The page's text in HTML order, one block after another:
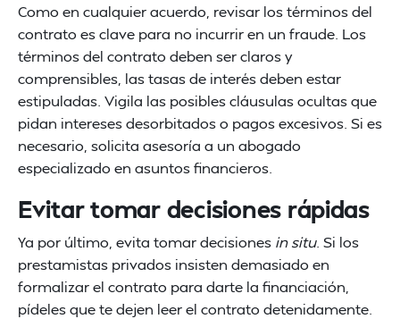
Como en cualquier acuerdo, revisar los términos del
contrato es clave para no incurrir en un fraude. Los
términos del contrato deben ser claros y
comprensibles, las tasas de interés deben estar
estipuladas. Vigila las posibles cláusulas ocultas que
pidan intereses desorbitados o pagos excesivos. Si es
necesario, solicita asesoría a un abogado
especializado en asuntos financieros.
Evitar tomar decisiones rápidas
Ya por último, evita tomar decisiones in situ. Si los
prestamistas privados insisten demasiado en
formalizar el contrato para darte la financiación,
pídeles que te dejen leer el contrato detenidamente.